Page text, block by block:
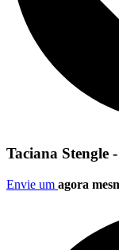
Taciana Stengle
Envie um agora